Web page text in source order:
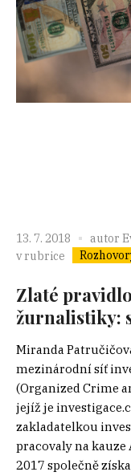
13. 7. 2018 autor
v rubrice
Zlaté
žurnalistiky:
Miranda
mezinárodní síť
(Organized Crime
jejíž je
zakladatelkou
pracovaly na kauze
2017 společně